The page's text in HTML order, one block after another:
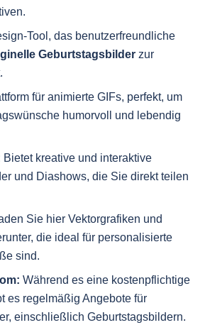
Tool, das benutzerfreundliche
Geburtstagsbilder zur
für animierte GIFs, perfekt, um
humorvoll und lebendig
Bietet kreative und interaktive
und Diashows, die Sie direkt teilen
Sie hier Vektorgrafiken und
die ideal für personalisierte
sind.
Während es eine kostenpflichtige
es regelmäßig Angebote für
einschließlich Geburtstagsbildern.